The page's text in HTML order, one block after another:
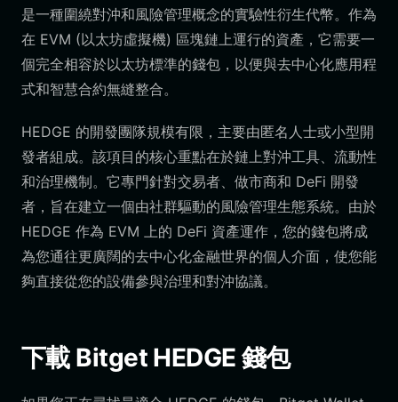
是一種圍繞對沖和風險管理概念的實驗性衍生代幣。作為
在 EVM (以太坊虛擬機) 區塊鏈上運行的資產，它需要一
個完全相容於以太坊標準的錢包，以便與去中心化應用程
式和智慧合約無縫整合。
HEDGE 的開發團隊規模有限，主要由匿名人士或小型開
發者組成。該項目的核心重點在於鏈上對沖工具、流動性
和治理機制。它專門針對交易者、做市商和 DeFi 開發
者，旨在建立一個由社群驅動的風險管理生態系統。由於
HEDGE 作為 EVM 上的 DeFi 資產運作，您的錢包將成
為您通往更廣闊的去中心化金融世界的個人介面，使您能
夠直接從您的設備參與治理和對沖協議。
下載 Bitget HEDGE 錢包